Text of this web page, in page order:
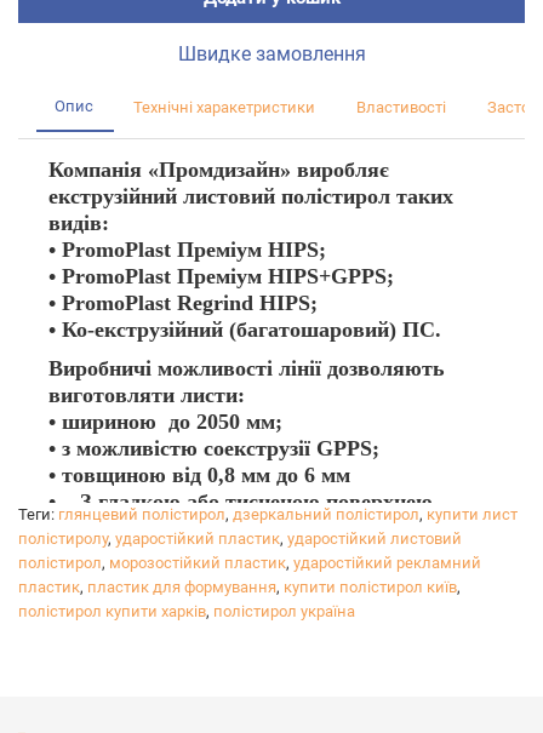
Швидке замовлення
Опис Технічні харакетристики Властивості
Компанія «Промдизайн» виробляє
екструзійний листовий полістирол таких
видів:
• PromoPlast Преміум HIPS;
• PromoPlast Преміум HIPS+GPPS;
• PromoPlast Regrind HIPS;
• Ко-екструзійний (багатошаровий) ПС.
Виробничі можливості лінії дозволяють
виготовляти листи:
• шириною до 2050 мм;
• з можливістю соекструзії GPPS;
• товщиною від 0,8 мм до 6 мм
• З гладкою або тисненою поверхнею.
Термовакуумне формування полістиролу:
Полістирол відмінно формується, але треба
пам’ятати про деякі особливості:
• Звичайний одношаровий PromoPlast
Теги: глянцевий полістирол, дзеркальний полістирол, купити лист
полістиролу, ударостійкий пластик, ударостійкий листовий
полістирол, морозостійкий пластик, ударостійкий рекламний
пластик, пластик для формування, купити полістирол київ,
полістирол купити харків, полістирол україна